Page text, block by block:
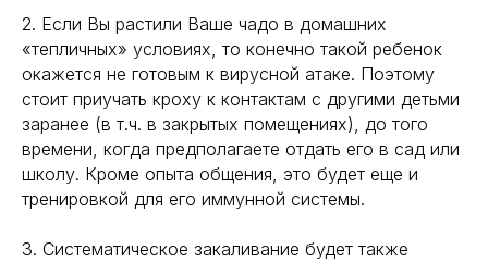
2. Если Вы растили Ваше чадо в домашних
«тепличных» условиях, то конечно такой ребенок
окажется не готовым к вирусной атаке. Поэтому
стоит приучать кроху к контактам с другими детьми
заранее (в т.ч. в закрытых помещениях), до того
времени, когда предполагаете отдать его в сад или
школу. Кроме опыта общения, это будет еще и
тренировкой для его иммунной системы.
3. Систематическое закаливание будет также